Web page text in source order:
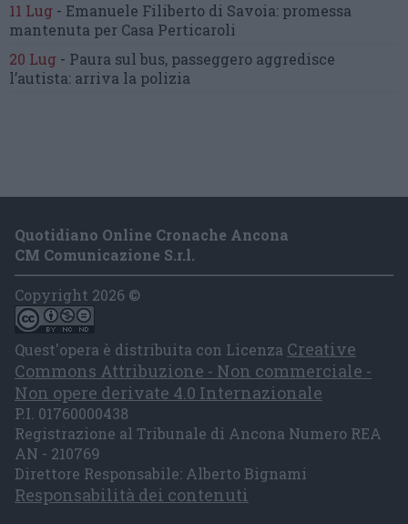
11 Lug - Emanuele Filiberto di Savoia: promessa
mantenuta per Casa Perticaroli
20 Lug - Paura sul bus, passeggero aggredisce
l’autista: arriva la polizia
Quotidiano Online Cronache Ancona
CM Comunicazione S.r.l.
Copyright 2026 ©
Quest'opera è distribuita con Licenza Creative
Commons Attribuzione - Non commerciale -
Non opere derivate 4.0 Internazionale
P.I. 01760000438
Registrazione al Tribunale di Ancona Numero REA
AN - 210769
Direttore Responsabile: Alberto Bignami
Responsabilità dei contenuti